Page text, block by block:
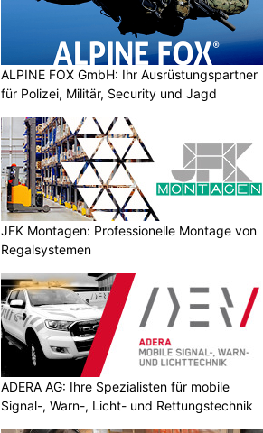
ALPINE FOX GmbH: Ihr Ausrüstungspartner
für Polizei, Militär, Security und Jagd
JFK Montagen: Professionelle Montage von
Regalsystemen
ADERA AG: Ihre Spezialisten für mobile
Signal-, Warn-, Licht- und Rettungstechnik